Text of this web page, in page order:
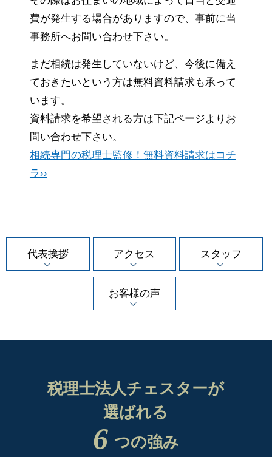
費が発生する場合がありますので、事前に当
事務所へお問い合わせ下さい。
まだ相続は発生していないけど、今後に備え
ておきたいという方は無料資料請求も承って
います。
資料請求を希望される方は下記ページよりお
問い合わせ下さい。
相続専門の税理士監修！無料資料請求はコチ
ラ››
代表挨拶 アクセス スタッフ
お客様の声
税理士法人チェスターが
選ばれる
6 つの強み